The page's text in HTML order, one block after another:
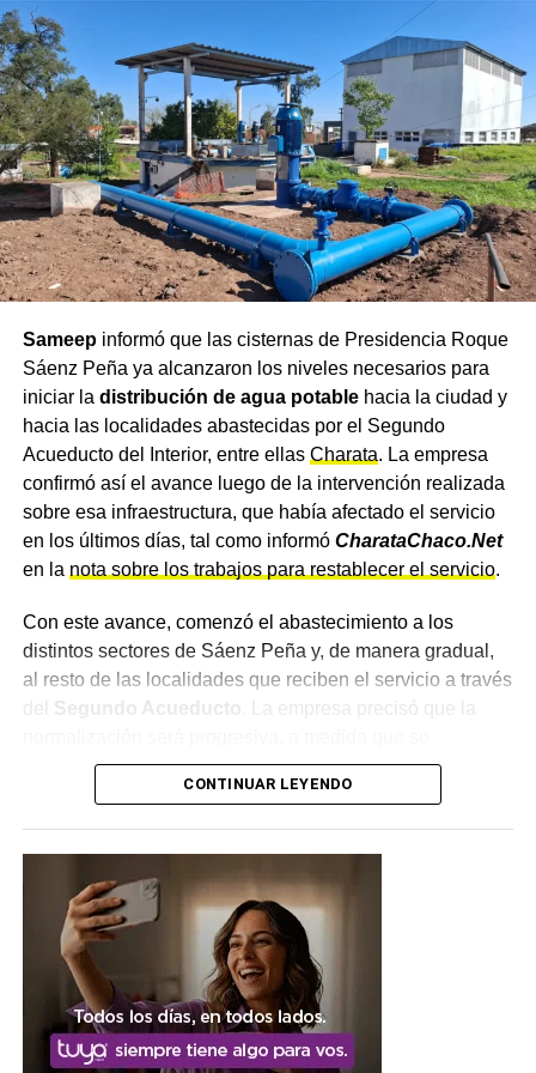
Sameepinformó que las cisternas de Presidencia Roque
Sáenz Peña ya alcanzaron los niveles necesarios para
iniciar la distribución de agua potablehacia la ciudad y
hacia las localidades abastecidas por el Segundo
Acueducto del Interior, entre ellas Charata. La empresa
confirmó así el avance luego de la intervención realizada
sobre esa infraestructura, que había afectado el servicio
en los últimos días, tal como informó CharataChaco.Net
en la nota sobre los trabajos para restablecer el servicio.
Con este avance, comenzó el abastecimiento a los
distintos sectores de Sáenz Peña y, de manera gradual,
al resto de las localidades que reciben el servicio a través
Segundo Acueducto
. La empresa precisó que la
recuperen las presiones y los niveles de reserva en toda
Una recuperación gradual para
Charata y el interior
El presidente de Sameep, Nicolás Diez, destacó el
trabajo realizado por el personal técnico y operativo junto
con la UTE responsable de la obra, y señaló que el
sistema comienza una nueva etapa con la distribución de
CONTINUAR LEYENDO